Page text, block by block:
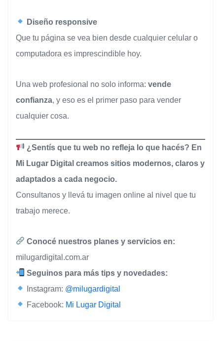
Diseño responsive
Que tu página se vea bien desde cualquier celular o
computadora es imprescindible hoy.
Una web profesional no solo informa: vende
confianza, y eso es el primer paso para vender
cualquier cosa.
¿Sentís que tu web no refleja lo que hacés? En
Mi Lugar Digital creamos sitios modernos, claros y
adaptados a cada negocio.
Consultanos y llevá tu imagen online al nivel que tu
trabajo merece.
Conocé nuestros planes y servicios en:
milugardigital.com.ar
Seguinos para más tips y novedades:
Instagram: @milugardigital
Facebook: Mi Lugar Digital